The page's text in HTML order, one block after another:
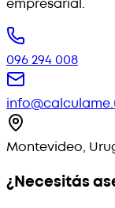
empresarial.
096 294 008
Montevideo,
¿Necesitás